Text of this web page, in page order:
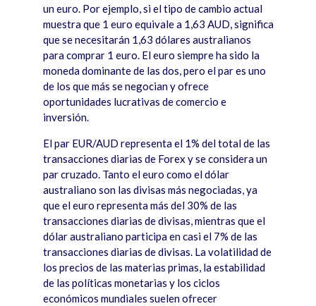
un euro. Por ejemplo, si el tipo de cambio actual
muestra que 1 euro equivale a 1,63 AUD, significa
que se necesitarán 1,63 dólares australianos
para comprar 1 euro. El euro siempre ha sido la
moneda dominante de las dos, pero el par es uno
de los que más se negocian y ofrece
oportunidades lucrativas de comercio e
inversión.
El par EUR/AUD representa el 1% del total de las
transacciones diarias de Forex y se considera un
par cruzado. Tanto el euro como el dólar
australiano son las divisas más negociadas, ya
que el euro representa más del 30% de las
transacciones diarias de divisas, mientras que el
dólar australiano participa en casi el 7% de las
transacciones diarias de divisas. La volatilidad de
los precios de las materias primas, la estabilidad
de las políticas monetarias y los ciclos
económicos mundiales suelen ofrecer